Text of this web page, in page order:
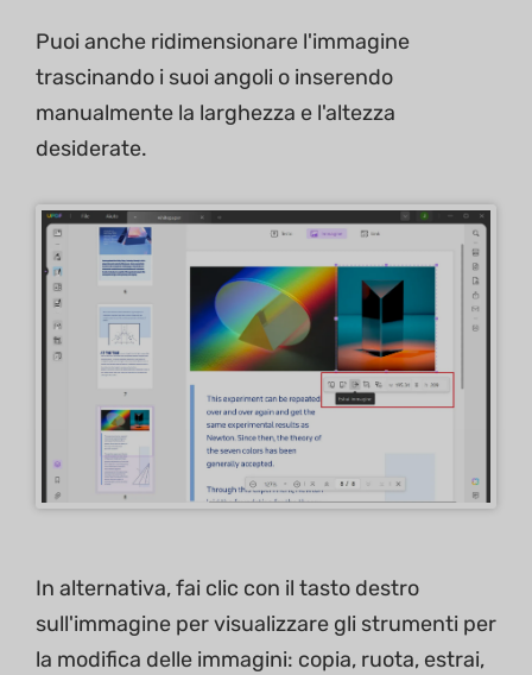
Puoi anche ridimensionare l'immagine
trascinando i suoi angoli o inserendo
manualmente la larghezza e l'altezza
desiderate.
In alternativa, fai clic con il tasto destro
sull'immagine per visualizzare gli strumenti per
la modifica delle immagini: copia, ruota, estrai,